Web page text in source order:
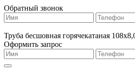
Обратный звонок
Труба бесшовная горячекатаная
Оформить запрос